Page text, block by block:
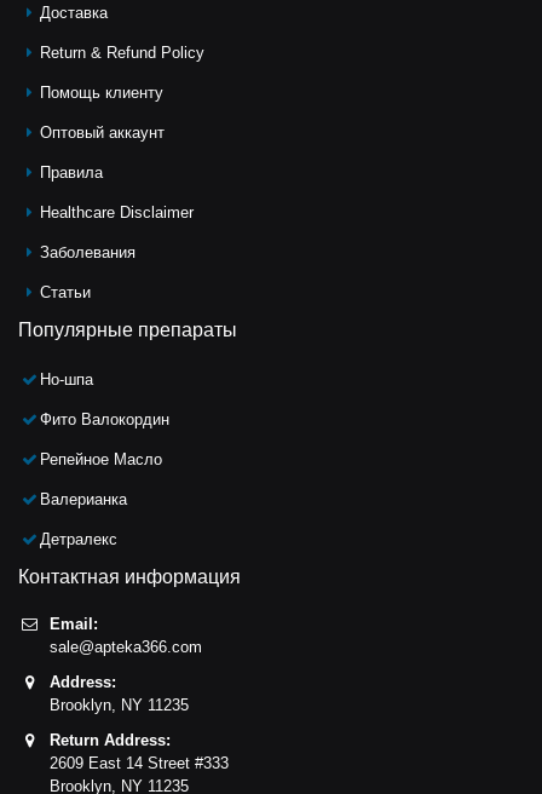
Доставка
Return & Refund Policy
Помощь клиeнту
Оптовый аккаунт
Правила
Healthcare Disclaimer
Заболевания
Статьи
Популярные препараты
Но-шпа
Фито Валокордин
Репейное Масло
Валерианка
Детралекс
Контактная информация
Email:
sale@apteka366.com
Address:
Brooklyn, NY 11235
Return Address:
2609 East 14 Street #333
Brooklyn, NY 11235